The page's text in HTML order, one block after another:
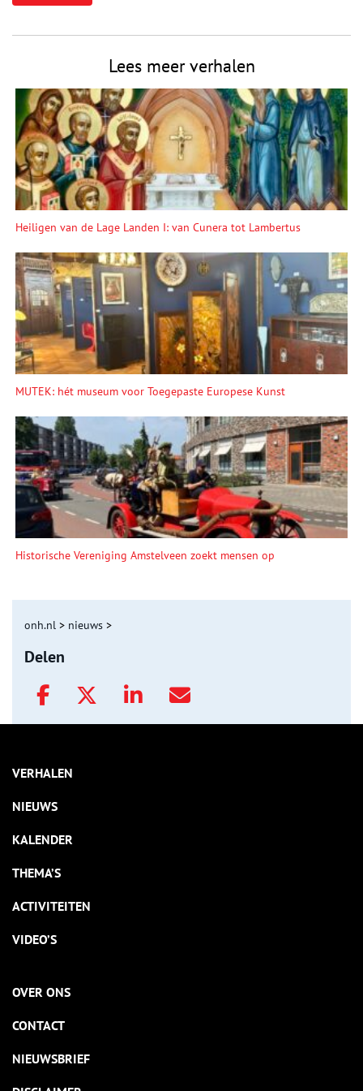
Lees meer verhalen
Heiligen van de Lage Landen I: van Cunera tot Lambertus
MUTEK: hét museum voor Toegepaste Europese Kunst
Historische Vereniging Amstelveen zoekt mensen op
onh.nl > nieuws >
Delen
VERHALEN
NIEUWS
KALENDER
THEMA’S
ACTIVITEITEN
VIDEO’S
OVER ONS
CONTACT
NIEUWSBRIEF